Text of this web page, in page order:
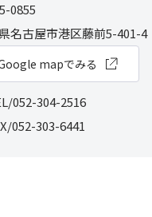
0855
名古屋市港区藤前5-401-4
mapでみる
052-304-2516
052-303-6441